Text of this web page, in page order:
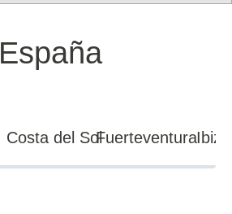
España
Costa del SolFuerteventuraIbiza